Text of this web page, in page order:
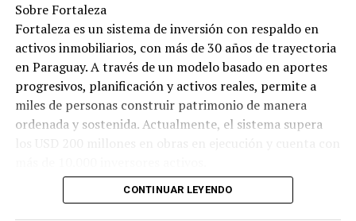
Sobre Fortaleza
Fortaleza es un sistema de inversión con respaldo en
activos inmobiliarios, con más de 30 años de trayectoria
en Paraguay. A través de un modelo basado en aportes
progresivos, planificación y activos reales, permite a
miles de personas construir patrimonio de manera
ordenada y sostenida. Actualmente, el sistema supera
CONTINUAR LEYENDO